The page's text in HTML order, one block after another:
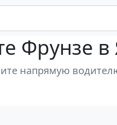
Фрунзе в
напрямую